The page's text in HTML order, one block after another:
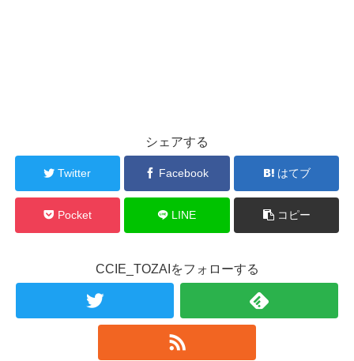
シェアする
Twitter Facebook はてブ
Pocket LINE コピー
CCIE_TOZAIをフォローする